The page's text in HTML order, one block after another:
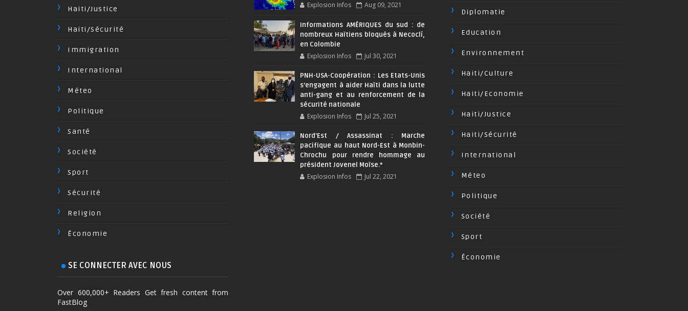
Haiti/Justice
Haiti/Sécurité
Immigration
International
Méteo
Politique
Santé
Société
Sport
Sécurité
Religion
Économie
SE CONNECTER AVEC NOUS
Over 600,000+ Readers Get fresh content from
FastBlog
Explosion Infos Aug 09, 2021
Informations AMÉRIQUES du sud : de
nombreux Haïtiens bloqués à Necoclí,
en Colombie
Explosion Infos Jul 30, 2021
PNH-USA-Coopération : Les Etats-Unis
s’engagent à aider Haïti dans la lutte
anti-gang et au renforcement de la
sécurité nationale
Explosion Infos Jul 25, 2021
Nord'Est / Assassinat : Marche
pacifique au haut Nord-Est à Monbin-
Chrochu pour rendre hommage au
président Jovenel Moïse.*
Explosion Infos Jul 22, 2021
Diplomatie
Education
Environnement
Haiti/Culture
Haiti/Economie
Haiti/Justice
Haiti/Sécurité
International
Méteo
Politique
Société
Sport
Économie